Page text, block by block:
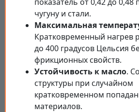
чугуну и стали.
Максимальная
Кратковременный нагрев
до 400 градусов Цельсия
фрикционных свойств.
Устойчивость к масло.
структуры при случайном
кратковременном
материалов.